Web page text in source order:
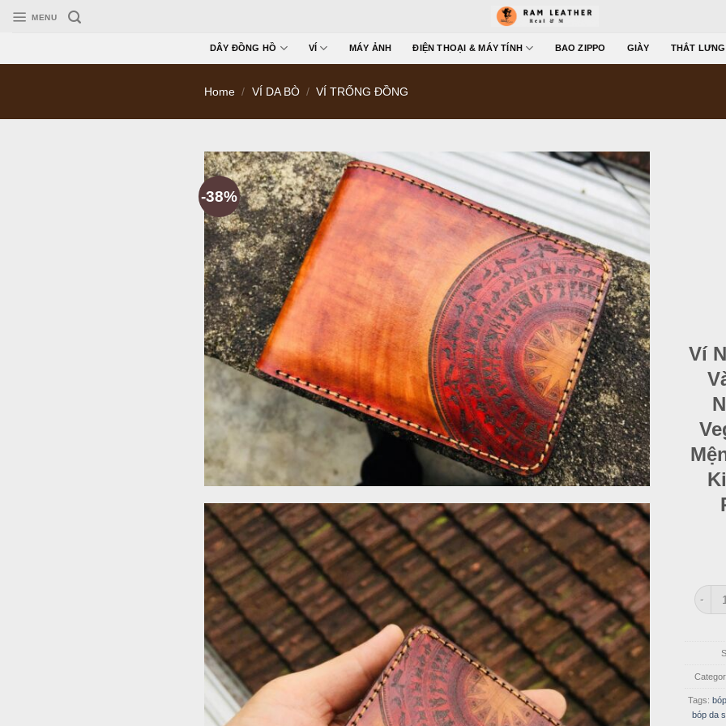
MENU
DÂY ĐỒNG HỒ VÍ MÁY ẢNH ĐIỆN THOẠI & MÁY TÍNH BAO ZIPPO GIÀY THẮT LƯNG
Home / VÍ DA BÒ / VÍ TRỐNG ĐỒNG
-38%
Ví
Ví
Tags:
bóp da